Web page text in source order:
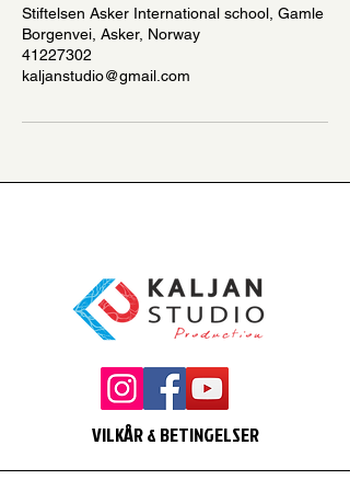
Stiftelsen Asker International school, Gamle
Borgenvei, Asker, Norway
41227302
kaljanstudio@gmail.com
VILKÅR & BETINGELSER